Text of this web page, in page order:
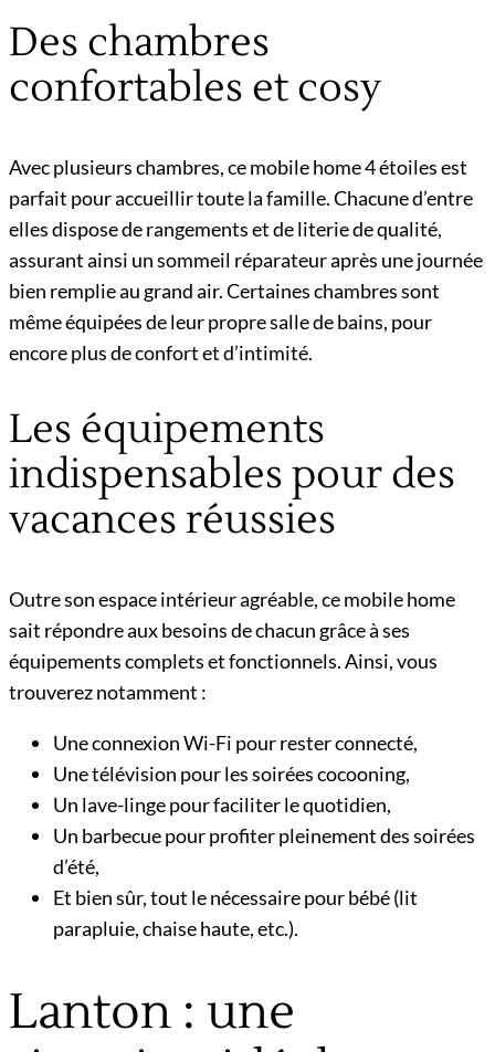
Des chambres
confortables et cosy
Avec plusieurs chambres, ce mobile home 4 étoiles est
parfait pour accueillir toute la famille. Chacune d’entre
elles dispose de rangements et de literie de qualité,
assurant ainsi un sommeil réparateur après une journée
bien remplie au grand air. Certaines chambres sont
même équipées de leur propre salle de bains, pour
encore plus de confort et d’intimité.
Les équipements
indispensables pour des
vacances réussies
Outre son espace intérieur agréable, ce mobile home
sait répondre aux besoins de chacun grâce à ses
équipements complets et fonctionnels. Ainsi, vous
trouverez notamment :
Une connexion Wi-Fi pour rester connecté,
Une télévision pour les soirées cocooning,
Un lave-linge pour faciliter le quotidien,
Un barbecue pour profiter pleinement des soirées
d’été,
Et bien sûr, tout le nécessaire pour bébé (lit
parapluie, chaise haute, etc.).
Lanton : une